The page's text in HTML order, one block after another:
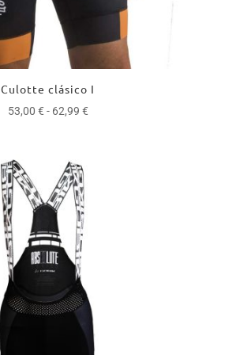
Culotte clásico I
53,00 € - 62,99 €Rango